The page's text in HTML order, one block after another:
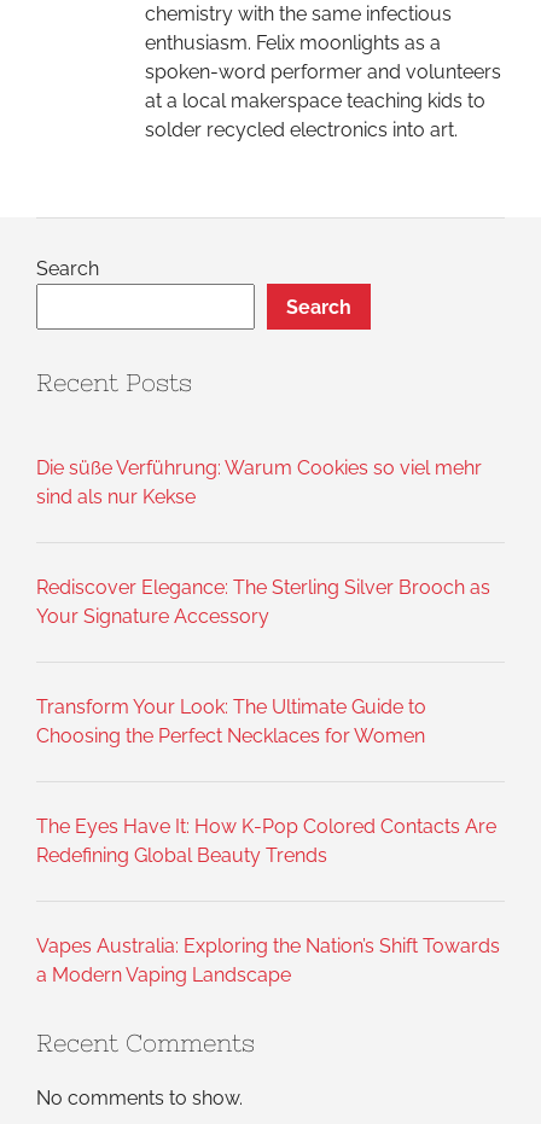
chemistry with the same infectious
enthusiasm. Felix moonlights as a
spoken-word performer and volunteers
at a local makerspace teaching kids to
solder recycled electronics into art.
Search
Search
Recent Posts
Die süße Verführung: Warum Cookies so viel mehr
sind als nur Kekse
Rediscover Elegance: The Sterling Silver Brooch as
Your Signature Accessory
Transform Your Look: The Ultimate Guide to
Choosing the Perfect Necklaces for Women
The Eyes Have It: How K-Pop Colored Contacts Are
Redefining Global Beauty Trends
Vapes Australia: Exploring the Nation’s Shift Towards
a Modern Vaping Landscape
Recent Comments
No comments to show.